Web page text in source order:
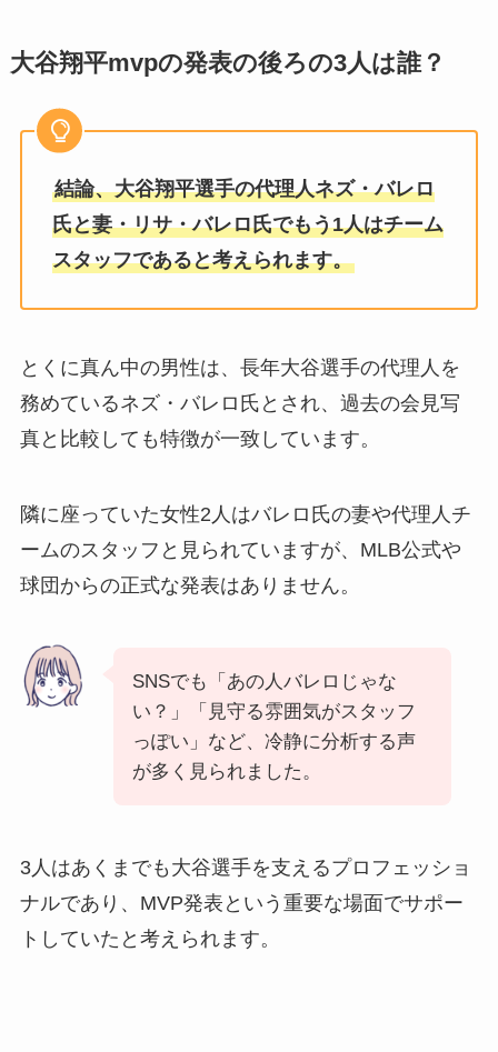
大谷翔平mvpの発表の後ろの3人は誰？
結論、大谷翔平選手の代理人ネズ・バレロ
氏と妻・リサ・バレロ氏でもう1人はチーム
スタッフであると考えられます。
とくに真ん中の男性は、長年大谷選手の代理人を
務めているネズ・バレロ氏とされ、過去の会見写
真と比較しても特徴が一致しています。
隣に座っていた女性2人はバレロ氏の妻や代理人チ
ームのスタッフと見られていますが、MLB公式や
球団からの正式な発表はありません。
SNSでも「あの人バレロじゃな
い？」「見守る雰囲気がスタッフ
っぽい」など、冷静に分析する声
が多く見られました。
3人はあくまでも大谷選手を支えるプロフェッショ
ナルであり、MVP発表という重要な場面でサポー
トしていたと考えられます。